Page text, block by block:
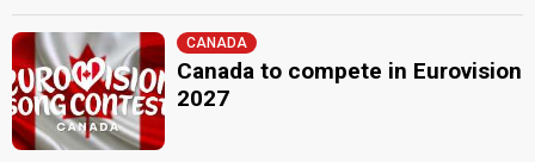
CANADA
Canada to compete in Eurovision
2027